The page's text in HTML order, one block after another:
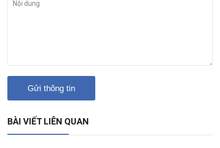
Gửi thông tin
BÀI VIẾT LIÊN QUAN